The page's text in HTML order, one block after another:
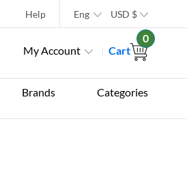
Help Eng USD $
My Account Cart
0
Brands Categories